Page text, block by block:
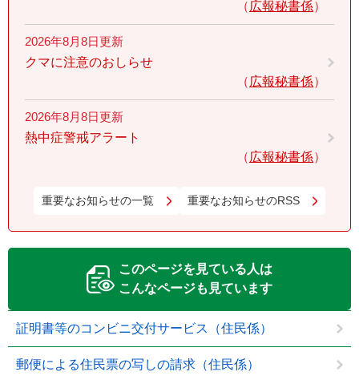
広報秘書係
2026年8月8日更新
クマに注意のおしらせ
広報秘書係
2026年8月8日更新
熱中症警戒アラート
広報秘書係
重要なお知らせの一覧 重要なお知らせのRSS
このページを見ている人は
こんなページも見ています
証明書等のコンビニ交付サービス（住民係）
郵便による住民票の写しの請求（住民係）